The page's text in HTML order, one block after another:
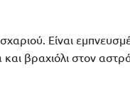
Είναι
βραχιόλι στον